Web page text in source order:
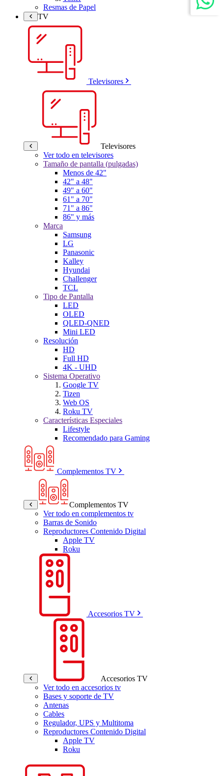
Resmas de Papel
TV
Televisores
Televisores
Ver todo en televisores
Tamaño de pantalla (pulgadas)
Menos de 42"
42" a 48"
49" a 60"
61" a 70"
71" a 86"
86" y más
Marca
Samsung
LG
Panasonic
Kalley
Hyundai
Challenger
TCL
Tipo de Pantalla
LED
OLED
QLED-QNED
Mini LED
Resolución
HD
Full HD
4K - UHD
Sistema Operativo
Google TV
Tizen
Web OS
Roku TV
Características Especiales
Lifestyle
Recomendado para Gaming
Complementos TV
Complementos TV
Ver todo en complementos tv
Barras de Sonido
Reproductores Contenido Digital
Apple TV
Roku
Accesorios TV
Accesorios TV
Ver todo en accesorios tv
Bases y soporte de TV
Antenas
Cables
Regulador, UPS y Multitoma
Reproductores Contenido Digital
Apple TV
Roku